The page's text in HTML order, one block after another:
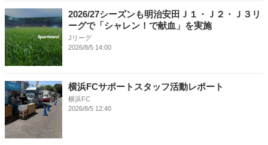
2026/27シーズンも明治安田Ｊ１・Ｊ２・Ｊ３リ
ーグで「シャレン！で献血」を実施
Jリーグ
2026/8/5 14:00
横浜FCサポートスタッフ活動レポート
横浜FC
2026/8/5 12:40